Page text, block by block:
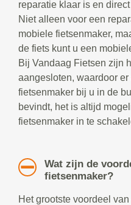
reparatie klaar is en
Niet alleen voor een
mobiele fietsenmaker,
de fiets kunt u een
Bij Vandaag Fietsen zijn
aangesloten, waardoor
fietsenmaker bij u in de
bevindt, het is altijd
fietsenmaker in te
Wat zijn de
fietsenmaker?
Het grootste voordeel